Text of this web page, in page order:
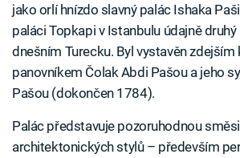
jako orlí hnízdo slavný palác Ishaka
paláci Topkapi v Istanbulu údajně
dnešním Turecku. Byl vystavěn
panovníkem Čolak Abdi Pašou a jeho
Pašou (dokončen 1784).
Palác představuje pozoruhodnou
architektonických stylů – především